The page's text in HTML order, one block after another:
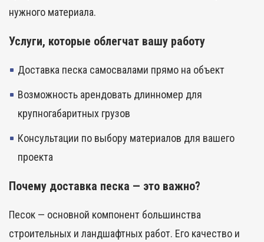
нужного материала.
Услуги, которые облегчат вашу работу
Доставка песка самосвалами прямо на объект
Возможность арендовать длинномер для
крупногабаритных грузов
Консультации по выбору материалов для вашего
проекта
Почему доставка песка — это важно?
Песок — основной компонент большинства
строительных и ландшафтных работ. Его качество и